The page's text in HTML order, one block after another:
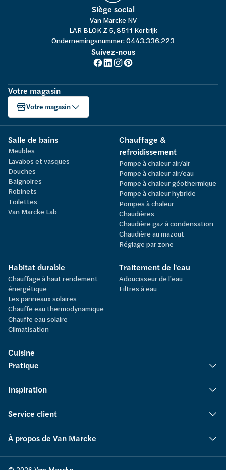
Siège social
Van Marcke NV
LAR BLOK Z 5, 8511 Kortrijk
Ondernemingsnummer: 0443.336.223
Suivez-nous
Votre magasin
Votre magasin
Salle de bains
Meubles
Lavabos et vasques
Douches
Baignoires
Robinets
Toilettes
Van Marcke Lab
Chauffage &
refroidissement
Pompe à chaleur air/air
Pompe à chaleur air/eau
Pompe à chaleur géothermique
Pompe à chaleur hybride
Pompes à chaleur
Chaudières
Chaudière gaz à condensation
Chaudière au mazout
Réglage par zone
Habitat durable
Chauffage à haut rendement
énergétique
Les panneaux solaires
Chauffe eau thermodynamique
Chauffe eau solaire
Climatisation
Traitement de l'eau
Adoucisseur de l'eau
Filtres à eau
Cuisine
Pratique
Inspiration
Service client
À propos de Van Marcke